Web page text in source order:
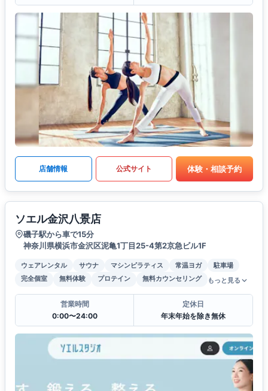
店舗情報 公式サイト 体験・相談予約
ソエル金沢八景店
磯子駅から車で15分
神奈川県横浜市金沢区泥亀1丁目25-4第2京急ビル1F
ウェアレンタル サウナ マシンピラティス 常温ヨガ
駐車場
完全個室
無料体験 プロテイン 無料カウンセリング もっと見る
営業時間
0:00〜24:00
定休日
年末年始を除き無休